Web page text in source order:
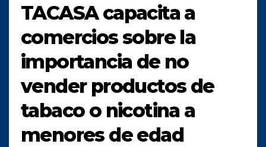
TACASA capacita a
comercios sobre la
importancia de no
vender productos de
tabaco o nicotina a
menores de edad